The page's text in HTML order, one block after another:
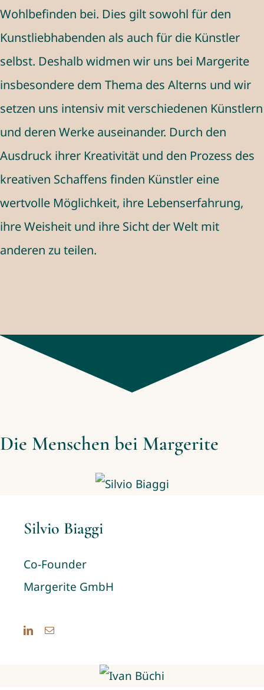
Wohlbefinden bei. Dies gilt sowohl für den
Kunstliebhabenden als auch für die Künstler
selbst. Deshalb widmen wir uns bei Margerite
insbesondere dem Thema des Alterns und wir
setzen uns intensiv mit verschiedenen Künstlern
und deren Werke auseinander. Durch den
Ausdruck ihrer Kreativität und den Prozess des
kreativen Schaffens finden Künstler eine
wertvolle Möglichkeit, ihre Lebenserfahrung,
ihre Weisheit und ihre Sicht der Welt mit
anderen zu teilen.
Die Menschen bei Margerite
Silvio Biaggi
Co-Founder
Margerite GmbH